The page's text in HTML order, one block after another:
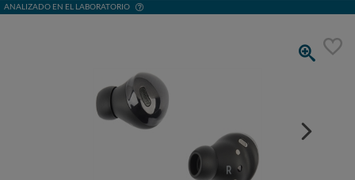
ANALIZADO EN EL LABORATORIO